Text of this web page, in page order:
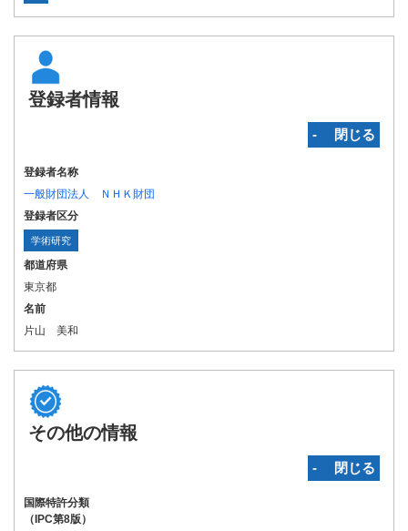
登録者情報
‐ 閉じる
登録者名称
一般財団法人 ＮＨＫ財団
登録者区分
学術研究
都道府県
東京都
名前
片山 美和
その他の情報
‐ 閉じる
国際特許分類
（IPC第8版）